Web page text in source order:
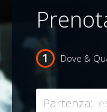
Dove &
Partenza: